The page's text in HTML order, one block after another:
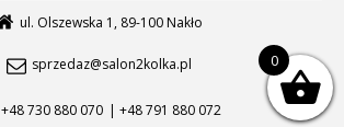
ul. Olszewska 1, 89-100 Nakło
sprzedaz@salon2kolka.pl
+48 730 880 070 | +48 791 880 072
0